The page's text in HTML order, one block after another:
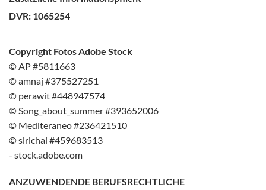
DVR: 1065254
Copyright Fotos Adobe Stock
© AP #5811663
© amnaj #375527251
© perawit #448947574
© Song_about_summer #393652006
© Mediteraneo #236421510
© sirichai #459683513
- stock.adobe.com
ANZUWENDENDE BERUFSRECHTLICHE